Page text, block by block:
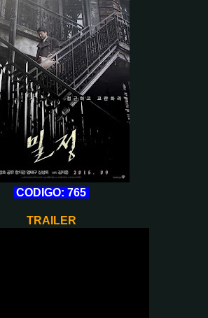
CODIGO: 765
TRAILER